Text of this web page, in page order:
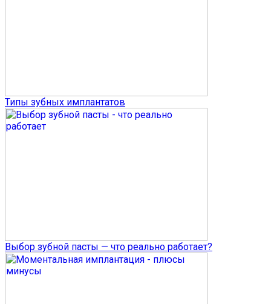
Типы зубных имплантатов
Выбор зубной пасты — что реально работает?